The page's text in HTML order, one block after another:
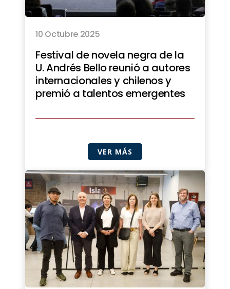
10 Octubre 2025
Festival de novela negra de la
U. Andrés Bello reunió a autores
internacionales y chilenos y
premió a talentos emergentes
VER MÁS